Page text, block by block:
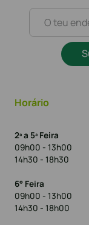
Horário
2ª a 5ª Feira
09h00 - 13h00
14h30 - 18h30
6° Feira
09h00 - 13h00
14h30 - 18h00